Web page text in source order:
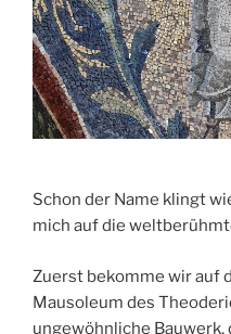
Schon der Name klingt
mich auf die
Zuerst bekomme wir auf
Mausoleum des
ungewöhnliche Bauwerk,